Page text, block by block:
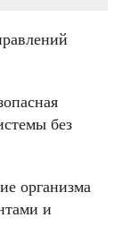
без
организма
и